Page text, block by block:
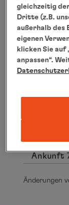
Mi.,
Cabo
, 7.00 –
Do.,
Los
Ankunft
Änderungen
gleichzeitig
Dritte (z.B.
außerhalb des
eigenen
klicken Sie auf
anpassen“.